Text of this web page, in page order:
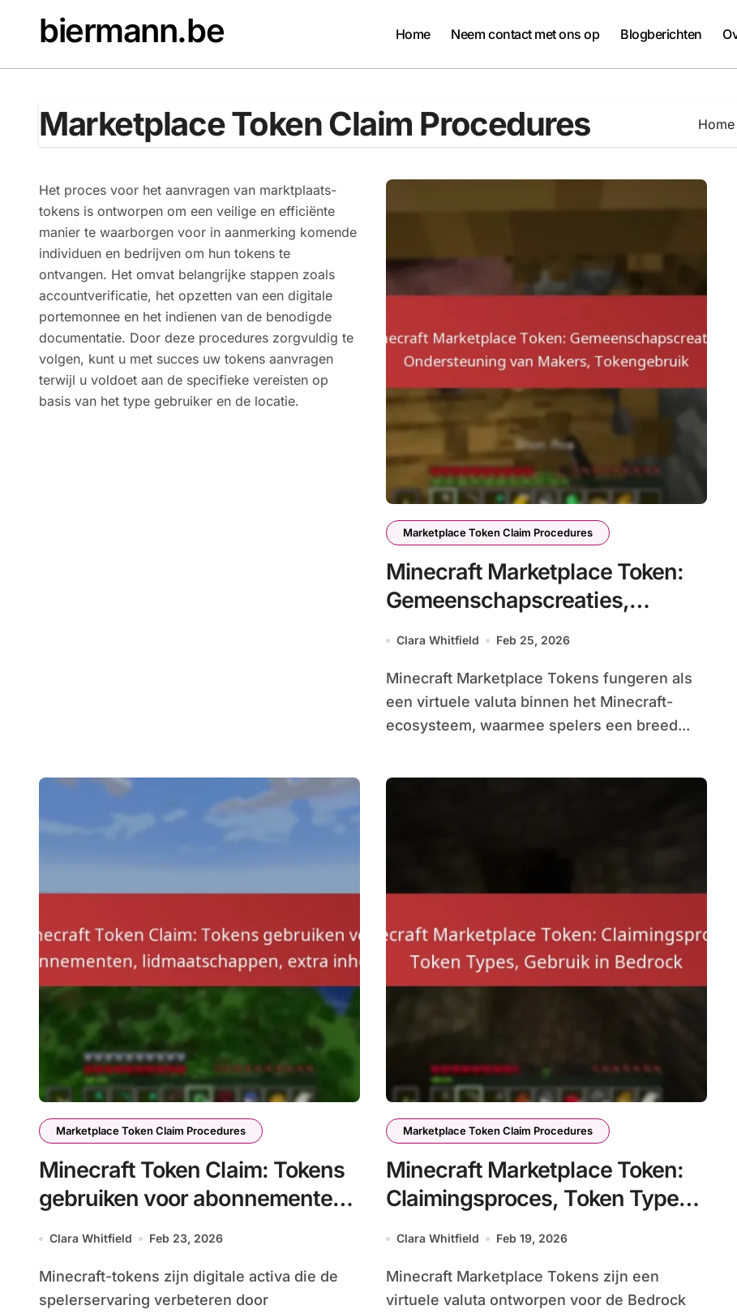
contentbiermann.be Home Neem contact met ons op Blogberichten
Marketplace Token Claim Procedures Home
Het proces voor het aanvragen van marktplaats-
tokens is ontworpen om een veilige en efficiënte
manier te waarborgen voor in aanmerking komende
individuen en bedrijven om hun tokens te
ontvangen. Het omvat belangrijke stappen zoals
accountverificatie, het opzetten van een digitale
portemonnee en het indienen van de benodigde
documentatie. Door deze procedures zorgvuldig te
volgen, kunt u met succes uw tokens aanvragen
terwijl u voldoet aan de specifieke vereisten op
basis van het type gebruiker en de locatie.
Marketplace Token Claim Procedures
Minecraft Marketplace Token:
Gemeenschapscreaties,
Ondersteuning van Makers,
Clara Whitfield Feb 25, 2026
Minecraft Marketplace Tokens fungeren als
een virtuele valuta binnen het Minecraft-
ecosysteem, waarmee spelers een breed...
Marketplace Token Claim Procedures
Minecraft Token Claim: Tokens
gebruiken voor abonnementen,
lidmaatschappen, extra inhoud
Clara Whitfield Feb 23, 2026
Minecraft-tokens zijn digitale activa die de
spelerservaring verbeteren door
Marketplace Token Claim Procedures
Minecraft Marketplace Token:
Claimingsproces, Token Types,
Gebruik in Bedrock
Clara Whitfield Feb 19, 2026
Minecraft Marketplace Tokens zijn een
virtuele valuta ontworpen voor de Bedrock